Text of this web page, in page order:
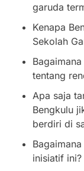
garuda
Kenapa
Sekolah
tentang
Apa saja
Bengkulu
berdiri di
inisiatif ini?